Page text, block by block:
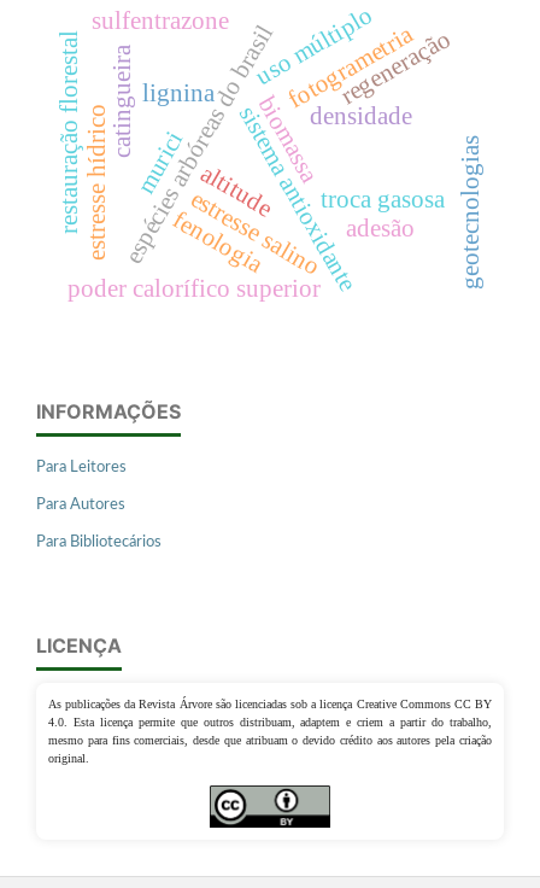
biomassadensidade
sistema antioxidantetroca gasosa
espécies arbóreas do brasil
lignina
poder calorífico superior
estresse salino
catingueira
estresse hídrico altitude
fotogrametria
restauração florestal geotecnologias
fenologia
murici
adesão
uso múltiploregeneração
sulfentrazone
INFORMAÇÕES
Para Leitores
Para Autores
Para Bibliotecários
LICENÇA
As publicações da Revista Árvore são licenciadas sob a licença Creative Commons CC BY
4.0. Esta licença permite que outros distribuam, adaptem e criem a partir do trabalho,
mesmo para fins comerciais, desde que atribuam o devido crédito aos autores pela criação
original.